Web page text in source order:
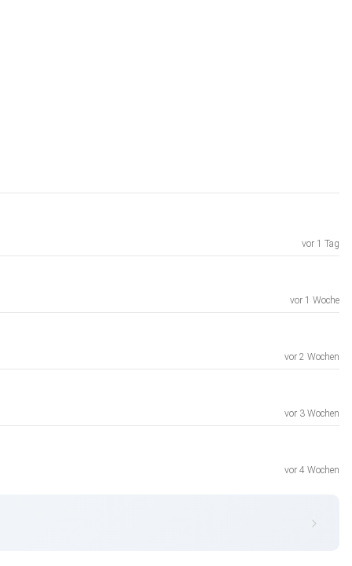
vor 1 Tag
vor 1 Woche
vor 2 Wochen
vor 3 Wochen
vor 4 Wochen